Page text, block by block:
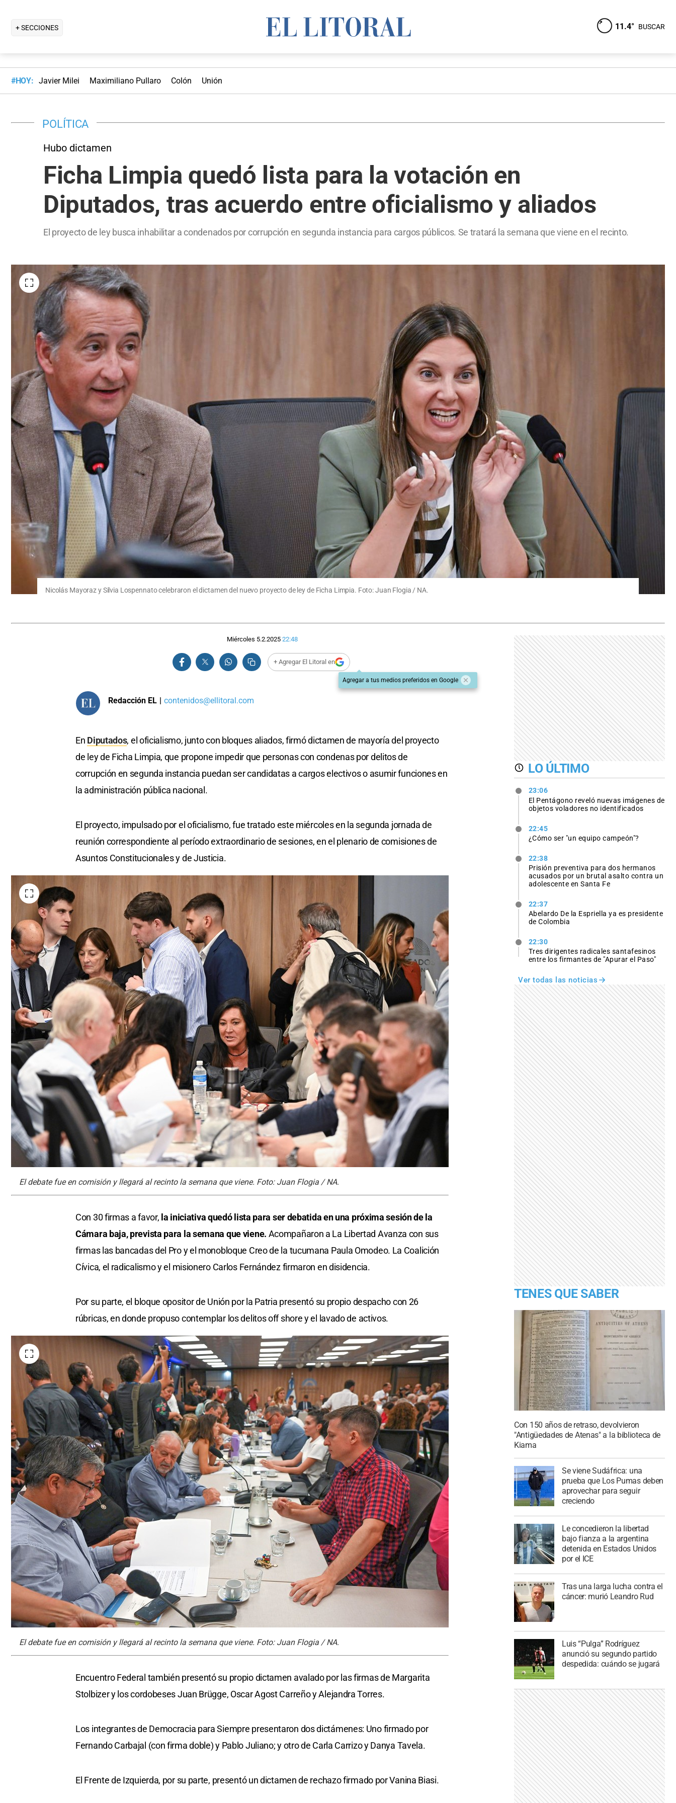
+ SECCIONES 11.4° BUSCAR
#HOY: Javier Milei Maximiliano Pullaro Colón Unión
POLÍTICA
Hubo dictamen
Ficha Limpia quedó lista para la votación en
Diputados, tras acuerdo entre oficialismo y aliados
El proyecto de ley busca inhabilitar a condenados por corrupción en segunda instancia para cargos públicos. Se tratará la semana que viene en el recinto.
Nicolás Mayoraz y Silvia Lospennato celebraron el dictamen del nuevo proyecto de ley de Ficha Limpia. Foto: Juan Flogia / NA.
Miércoles 5.2.2025 22:48
+ Agregar El Litoral en
Agregar a tus medios preferidos en Google
Redacción EL | contenidos@ellitoral.com
En Diputados, el oficialismo, junto con bloques aliados, firmó dictamen de mayoría del proyecto
de ley de Ficha Limpia, que propone impedir que personas con condenas por delitos de
corrupción en segunda instancia puedan ser candidatas a cargos electivos o asumir funciones en
la administración pública nacional.
El proyecto, impulsado por el oficialismo, fue tratado este miércoles en la segunda jornada de
reunión correspondiente al período extraordinario de sesiones, en el plenario de comisiones de
Asuntos Constitucionales y de Justicia.
El debate fue en comisión y llegará al recinto la semana que viene. Foto: Juan Flogia / NA.
Con 30 firmas a favor, la iniciativa quedó lista para ser debatida en una próxima sesión de la
Cámara baja, prevista para la semana que viene. Acompañaron a La Libertad Avanza con sus
firmas las bancadas del Pro y el monobloque Creo de la tucumana Paula Omodeo. La Coalición
Cívica, el radicalismo y el misionero Carlos Fernández firmaron en disidencia.
Por su parte, el bloque opositor de Unión por la Patria presentó su propio despacho con 26
rúbricas, en donde propuso contemplar los delitos off shore y el lavado de activos.
El debate fue en comisión y llegará al recinto la semana que viene. Foto: Juan Flogia / NA.
Encuentro Federal también presentó su propio dictamen avalado por las firmas de Margarita
Stolbizer y los cordobeses Juan Brügge, Oscar Agost Carreño y Alejandra Torres.
Los integrantes de Democracia para Siempre presentaron dos dictámenes: Uno firmado por
Fernando Carbajal (con firma doble) y Pablo Juliano; y otro de Carla Carrizo y Danya Tavela.
El Frente de Izquierda, por su parte, presentó un dictamen de rechazo firmado por Vanina Biasi.
LO ÚLTIMO
23:06
El Pentágono reveló nuevas imágenes de
objetos voladores no identificados
22:45
¿Cómo ser "un equipo campeón"?
22:38
Prisión preventiva para dos hermanos
acusados por un brutal asalto contra un
adolescente en Santa Fe
22:37
Abelardo De la Espriella ya es presidente
de Colombia
22:30
Tres dirigentes radicales santafesinos
entre los firmantes de "Apurar el Paso"
Ver todas las noticias
TENES QUE SABER
Con 150 años de retraso, devolvieron
"Antigüedades de Atenas" a la biblioteca de
Kiama
Se viene Sudáfrica: una
prueba que Los Pumas deben
aprovechar para seguir
creciendo
Le concedieron la libertad
bajo fianza a la argentina
detenida en Estados Unidos
por el ICE
Tras una larga lucha contra el
cáncer: murió Leandro Rud
Luis “Pulga” Rodríguez
anunció su segundo partido
despedida: cuándo se jugará